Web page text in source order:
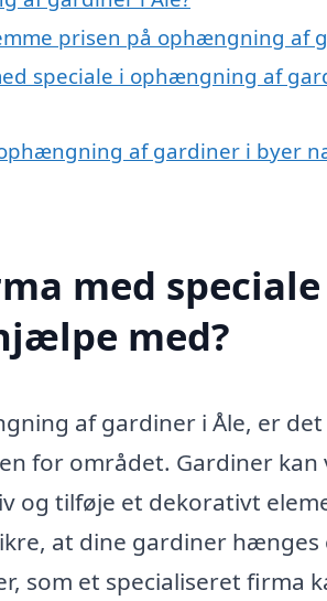
prisen på ophængning af
speciale i ophængning af
af gardiner i byer
med
med?
af gardiner i Åle, er
for området. Gardiner
og tilføje et dekorativt
at dine gardiner
som et specialiseret firma